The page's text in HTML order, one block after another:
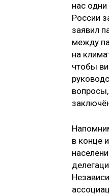
нас
России
заявил
между
на
чтобы
в конце